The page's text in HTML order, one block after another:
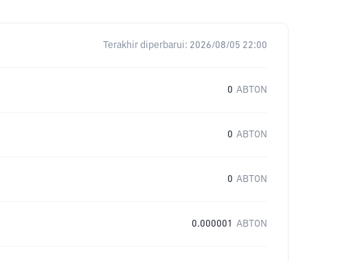
Terakhir diperbarui: 2026/08/05 22:00
0 ABTON
0 ABTON
0 ABTON
0.000001 ABTON